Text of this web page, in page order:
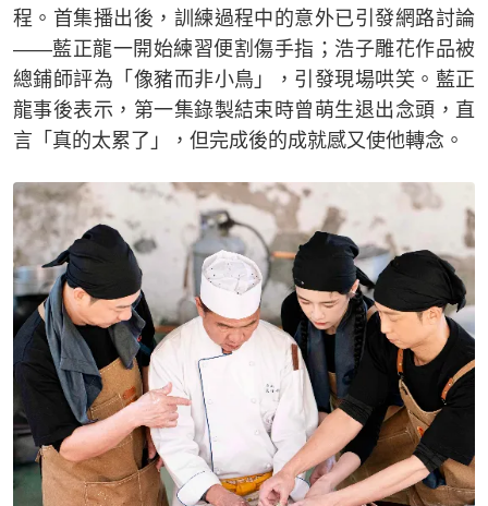
程。首集播出後，訓練過程中的意外已引發網路討論
——藍正龍一開始練習便割傷手指；浩子雕花作品被
總鋪師評為「像豬而非小鳥」，引發現場哄笑。藍正
龍事後表示，第一集錄製結束時曾萌生退出念頭，直
言「真的太累了」，但完成後的成就感又使他轉念。